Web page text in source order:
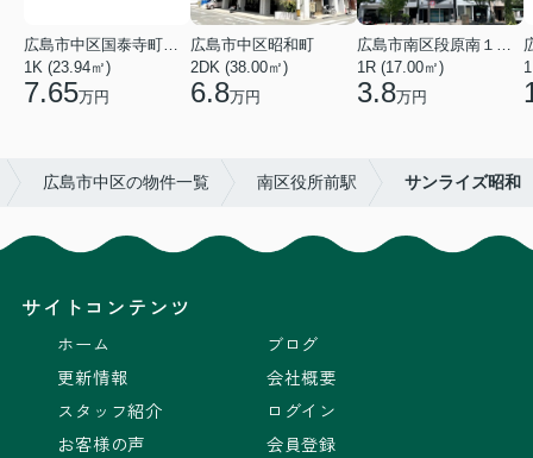
広島市中区国泰寺町２丁目
1K (23.94㎡)
7.65万円
広島市中区昭和町
2DK (38.00㎡)
6.8万円
広島市南区段原南１丁目
1R (17.00㎡)
3.8万円
広島市中区の物件一覧 南区役所前駅 サンライズ昭和
サイトコンテンツ
ホーム
更新情報
スタッフ紹介
お客様の声
ブログ
会社概要
ログイン
会員登録